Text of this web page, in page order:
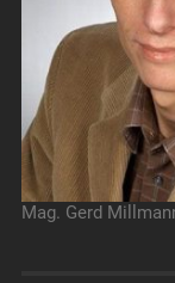
Mag. Gerd